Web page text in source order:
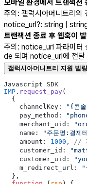
모바일 환경에서 트랜잭
주의: 갤럭시아머니트리의
notice_url?: string |
트랜잭션 종료 후 웹훅이
주의: notice_url 파라미터
de 되며 notice_url에 전달
갤럭시아머니트리 지원 빌
Javascript SDK
IMP . request_pay(
  {
    channelKey:
"{콘
    pay_method:
    merchant_uid:
    name:
"주문명:결제
    amount:
1000 ,
//
    customer_id:
    customer_uid:
    m_redirect_url:
  },